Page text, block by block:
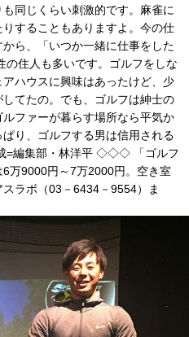
同じくらい刺激的です。麻雀に
することもありますよ。今の仕
ら、「いつか一緒に仕事をした
の住人も多いです。ゴルフをしな
ハウスに興味はあったけど、少
てたの。でも、ゴルフは紳士の
ファーが暮らす場所なら平気か
り、ゴルフする男は信用される
=編集部・林洋平 ◇◇◇ 「ゴルフ
万9000円～7万2000円。空き室
ラボ（03－6434－9554）ま